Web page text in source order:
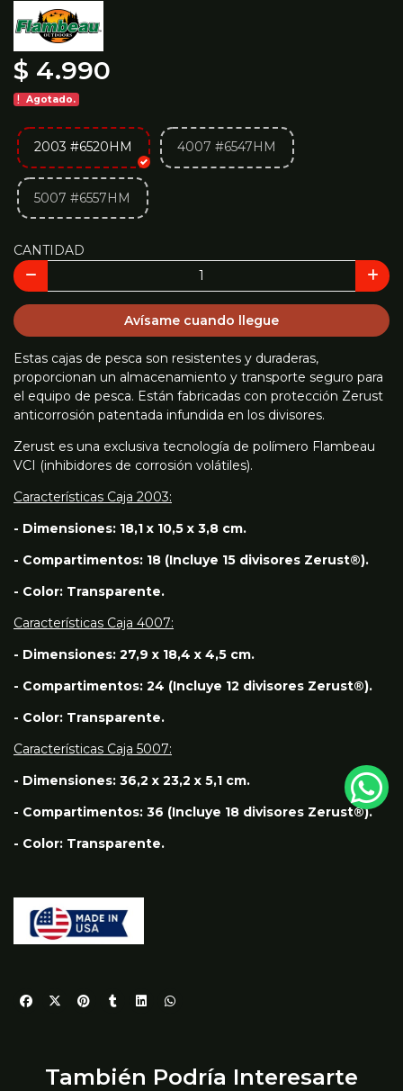
$ 4.990
Agotado.
2003 #6520HM 4007 #6547HM
5007 #6557HM
CANTIDAD
Avísame cuando llegue
Estas cajas de pesca son resistentes y duraderas,
proporcionan un almacenamiento y transporte seguro para
el equipo de pesca. Están fabricadas con protección Zerust
anticorrosión patentada infundida en los divisores.
Zerust es una exclusiva tecnología de polímero Flambeau
VCI (inhibidores de corrosión volátiles).
Características Caja 2003:
- Dimensiones: 18,1 x 10,5 x 3,8 cm.
- Compartimentos: 18 (Incluye 15 divisores Zerust®).
- Color: Transparente.
Características Caja 4007:
- Dimensiones: 27,9 x 18,4 x 4,5 cm.
- Compartimentos: 24 (Incluye 12 divisores Zerust®).
- Color: Transparente.
Características Caja 5007:
- Dimensiones: 36,2 x 23,2 x 5,1 cm.
- Compartimentos: 36 (Incluye 18 divisores Zerust®).
- Color: Transparente.
También Podría Interesarte